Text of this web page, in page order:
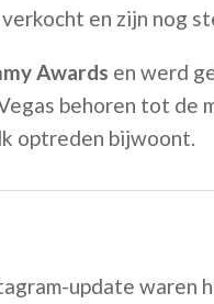
en zijn nog
Awards en werd
behoren tot de
optreden bijwoont.
update waren